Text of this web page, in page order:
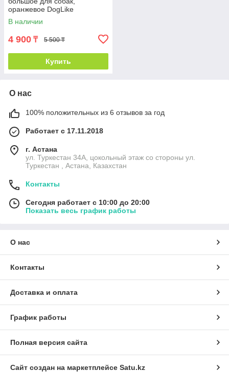
оранжевое DogLike
В наличии
4 900 ₸ 5 500 ₸
Купить
О нас
100% положительных из 6 отзывов за год
Работает с 17.11.2018
г. Астана
ул. Туркестан 34А, цокольный этаж со стороны ул.
Туркестан , Астана, Казахстан
Контакты
Сегодня работает с 10:00 до 20:00
Показать весь график работы
О нас
Контакты
Доставка и оплата
График работы
Полная версия сайта
Сайт создан на маркетплейсе Satu.kz